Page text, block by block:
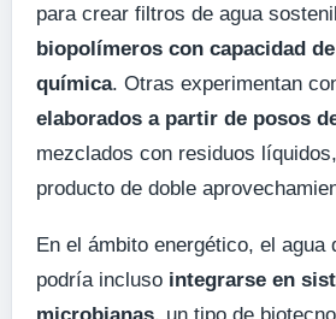
para crear filtros de agua
biopolímeros con capacidad
química. Otras experimentan
elaborados a partir de posos
mezclados con residuos
producto de doble
En el ámbito energético, el agua
podría incluso integrarse en